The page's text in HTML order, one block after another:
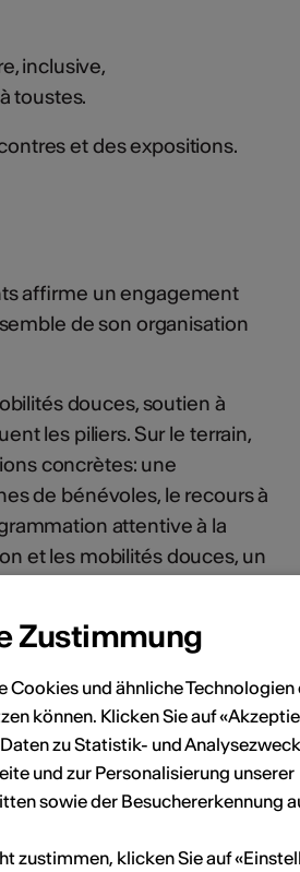
inclusive,
toustes.
et des expositions.
affirme un engagement
de son organisation
douces, soutien à
les piliers. Sur le terrain,
concrètes: une
de bénévoles, le recours à
attentive à la
et les mobilités douces, un
des mesures de
qu’une politique active
réutilisable, le tri, la
des cinq Continents
de penser l’évènementiel,
et fête populaire.
Zustimmung
Cookies und ähnliche Technologien
können. Klicken Sie auf
zu Statistik- und
und zur Personalisierung unserer
sowie der Besuchererkennung
zustimmen, klicken Sie auf